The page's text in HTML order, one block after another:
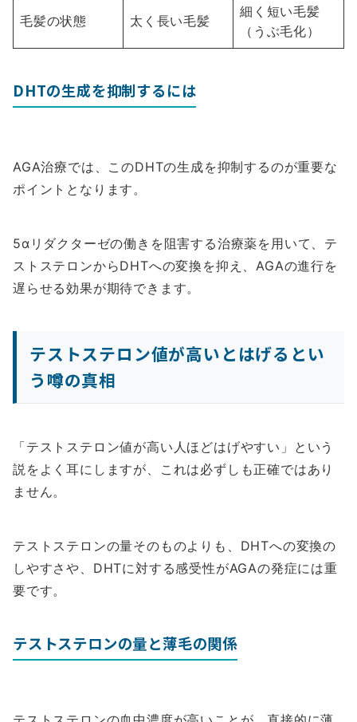
毛髪の状態 太く長い毛髪
細く短い毛髪
（うぶ毛化）
DHTの生成を抑制するには
AGA治療では、このDHTの生成を抑制するのが重要な
ポイントとなります。
5αリダクターゼの働きを阻害する治療薬を用いて、テ
ストステロンからDHTへの変換を抑え、AGAの進行を
遅らせる効果が期待できます。
テストステロン値が高いとはげるとい
う噂の真相
「テストステロン値が高い人ほどはげやすい」という
説をよく耳にしますが、これは必ずしも正確ではあり
ません。
テストステロンの量そのものよりも、DHTへの変換の
しやすさや、DHTに対する感受性がAGAの発症には重
要です。
テストステロンの量と薄毛の関係